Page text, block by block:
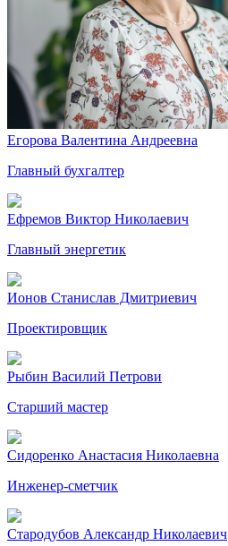
Егорова Валентина Андреевна
Главный бухгалтер
Ефремов Виктор Николаевич
Главный энергетик
Ионов Станислав Дмитриевич
Проектировщик
Рыбин Василий Петрови
Старший мастер
Сидоренко Анастасия Николаевна
Инженер-сметчик
Стародубов Александр Николаевич